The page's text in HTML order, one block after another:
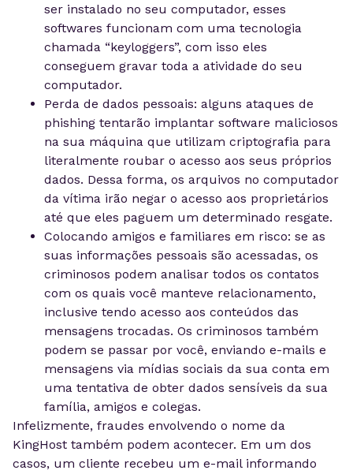
ser instalado no seu computador, esses
softwares funcionam com uma tecnologia
chamada “keyloggers”, com isso eles
conseguem gravar toda a atividade do seu
computador.
Perda de dados pessoais: alguns ataques de
phishing tentarão implantar software maliciosos
na sua máquina que utilizam criptografia para
literalmente roubar o acesso aos seus próprios
dados. Dessa forma, os arquivos no computador
da vítima irão negar o acesso aos proprietários
até que eles paguem um determinado resgate.
Colocando amigos e familiares em risco: se as
suas informações pessoais são acessadas, os
criminosos podem analisar todos os contatos
com os quais você manteve relacionamento,
inclusive tendo acesso aos conteúdos das
mensagens trocadas. Os criminosos também
podem se passar por você, enviando e-mails e
mensagens via mídias sociais da sua conta em
uma tentativa de obter dados sensíveis da sua
família, amigos e colegas.
Infelizmente, fraudes envolvendo o nome da
KingHost também podem acontecer. Em um dos
casos, um cliente recebeu um e-mail informando